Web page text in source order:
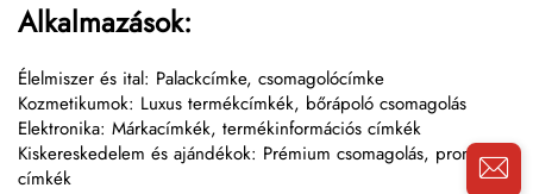
Alkalmazások:
Élelmiszer és ital: Palackcímke, csomagolócímke
Kozmetikumok: Luxus termékcímkék, bőrápoló csomagolás
Elektronika: Márkacímkék, termékinformációs címkék
Kiskereskedelem és ajándékok: Prémium csomagolás, promóciós
címkék